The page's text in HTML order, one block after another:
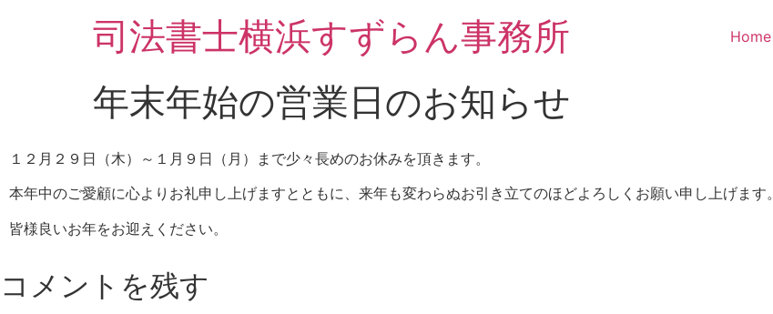
司法書士横浜すずらん事務所 Home
年末年始の営業日のお知らせ
１２月２９日（木）～１月９日（月）まで少々長めのお休みを頂きます。
本年中のご愛顧に心よりお礼申し上げますとともに、来年も変わらぬお引き立てのほどよろしくお願い申し上げます。
皆様良いお年をお迎えください。
コメントを残す